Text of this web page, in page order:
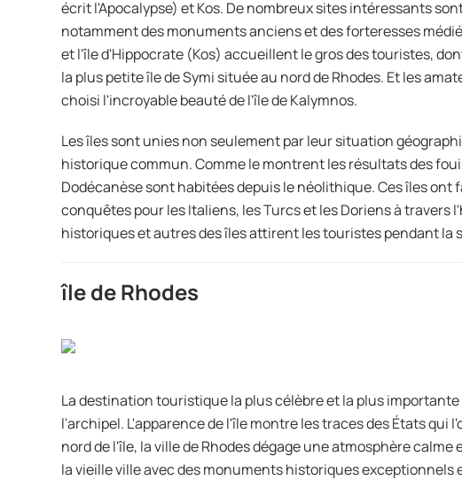
écrit l'Apocalypse) et Kos. De nombreux sites intéressants
notamment des monuments anciens et des forteresses
et l'île d'Hippocrate (Kos) accueillent le gros des touristes,
la plus petite île de Symi située au nord de Rhodes. Et les
choisi l'incroyable beauté de l'île de Kalymnos.
Les îles sont unies non seulement par leur situation
historique commun. Comme le montrent les résultats des
Dodécanèse sont habitées depuis le néolithique. Ces îles ont
conquêtes pour les Italiens, les Turcs et les Doriens à
historiques et autres des îles attirent les touristes pendant la
île de Rhodes
La destination touristique la plus célèbre et la plus importante
l'archipel. L'apparence de l'île montre les traces des États qui
nord de l'île, la ville de Rhodes dégage une atmosphère
la vieille ville avec des monuments historiques exceptionnels